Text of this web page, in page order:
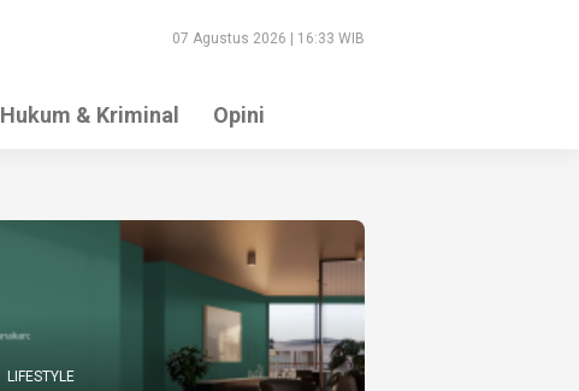
07 Agustus 2026 | 16:33 WIB
Hukum & Kriminal Opini
LIFESTYLE